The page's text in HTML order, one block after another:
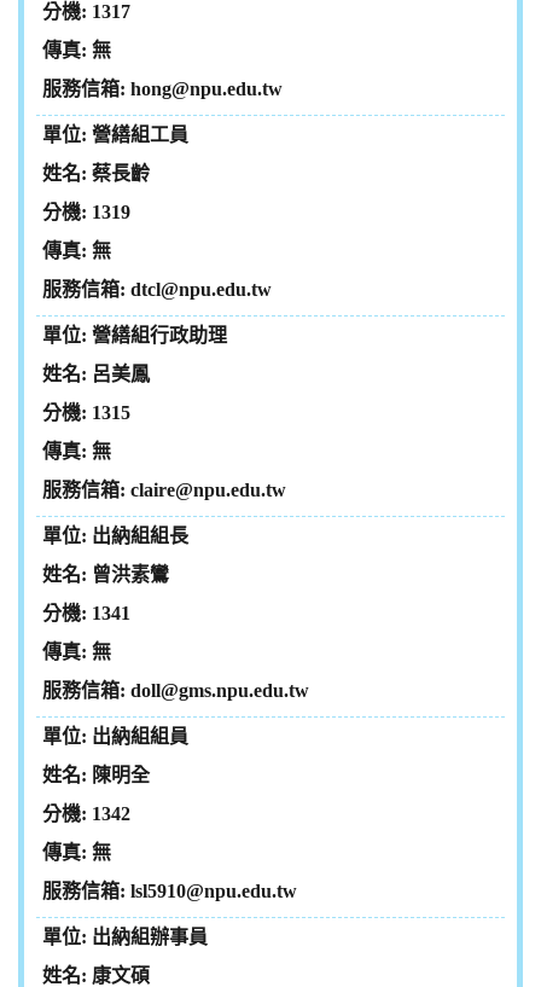
1317
無
hong@npu.edu.tw
營繕組工員
蔡長齡
1319
無
dtcl@npu.edu.tw
營繕組行政助理
呂美鳳
1315
無
claire@npu.edu.tw
出納組組長
曾洪素鸞
1341
無
doll@gms.npu.edu.tw
出納組組員
陳明全
1342
無
lsl5910@npu.edu.tw
出納組辦事員
康文碩